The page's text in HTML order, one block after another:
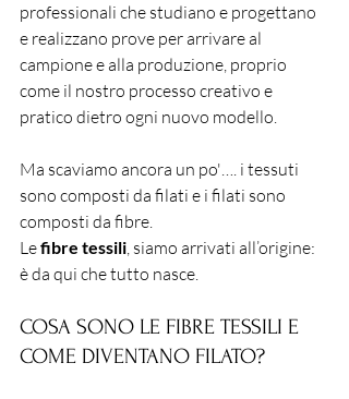
professionali che studiano e progettano
e realizzano prove per arrivare al
campione e alla produzione, proprio
come il nostro processo creativo e
pratico dietro ogni nuovo modello.
Ma scaviamo ancora un po'…. i tessuti
sono composti da filati e i filati sono
composti da fibre.
Le fibre tessili, siamo arrivati all’origine:
è da qui che tutto nasce.
COSA SONO LE FIBRE TESSILI E
COME DIVENTANO FILATO?